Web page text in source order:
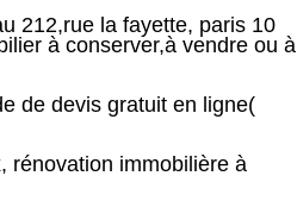
212,rue la fayette, paris 10
à conserver,à vendre ou à
de devis gratuit en ligne(
rénovation immobilière à